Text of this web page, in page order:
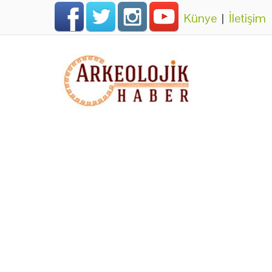
Künye | İletişim